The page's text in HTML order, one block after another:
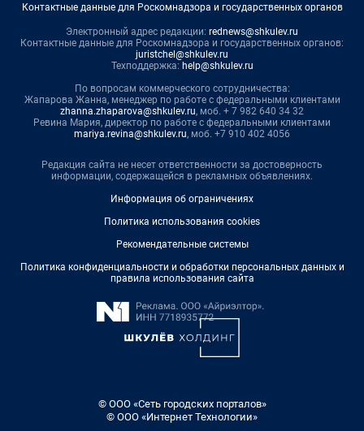
Контактные данные для Роскомнадзора и государственных органов
Электронный адрес редакции: rednews@shkulev.ru
Контактные данные для Роскомнадзора и государственных органов:
juristchel@shkulev.ru
Техподдержка: help@shkulev.ru
По вопросам коммерческого сотрудничества:
Жапарова Жанна, менеджер по работе с федеральными клиентами
zhanna.zhaparova@shkulev.ru, моб. + 7 982 640 34 32
Ревина Мария, директор по работе с федеральными клиентами
mariya.revina@shkulev.ru, моб. +7 910 402 4056
Редакция сайта не несет ответственности за достоверность
информации, содержащейся в рекламных объявлениях.
Информация об ограничениях
Политика использования cookies
Рекомендательные системы
Политика конфиденциальности и обработки персональных данных и
правила использования сайта
© ООО «Сеть городских порталов»
© ООО «Интернет Технологии»